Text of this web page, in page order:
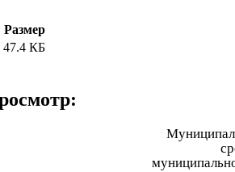
Размер
47.4 КБ